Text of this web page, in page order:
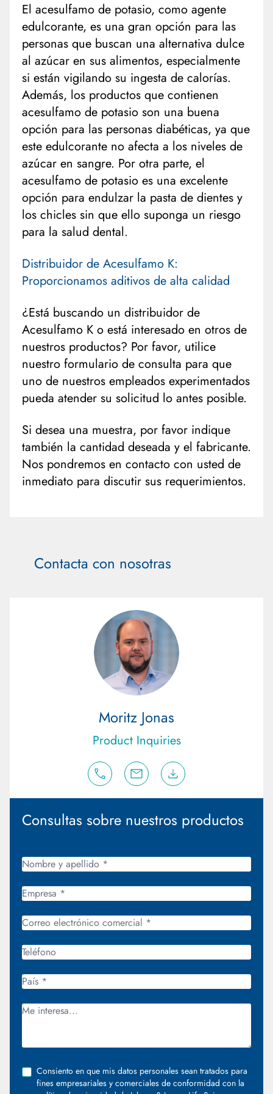
El acesulfamo de potasio, como agente
edulcorante, es una gran opción para las
personas que buscan una alternativa dulce
al azúcar en sus alimentos, especialmente
si están vigilando su ingesta de calorías.
Además, los productos que contienen
acesulfamo de potasio son una buena
opción para las personas diabéticas, ya que
este edulcorante no afecta a los niveles de
azúcar en sangre. Por otra parte, el
acesulfamo de potasio es una excelente
opción para endulzar la pasta de dientes y
los chicles sin que ello suponga un riesgo
para la salud dental.
Distribuidor de Acesulfamo K:
Proporcionamos aditivos de alta calidad
¿Está buscando un distribuidor de
Acesulfamo K o está interesado en otros de
nuestros productos? Por favor, utilice
nuestro formulario de consulta para que
uno de nuestros empleados experimentados
pueda atender su solicitud lo antes posible.
Si desea una muestra, por favor indique
también la cantidad deseada y el fabricante.
Nos pondremos en contacto con usted de
inmediato para discutir sus requerimientos.
Contacta con nosotras
Moritz Jonas
Product Inquiries
Consultas sobre nuestros productos
Consiento en que mis datos personales sean tratados para
fines empresariales y comerciales de conformidad con la